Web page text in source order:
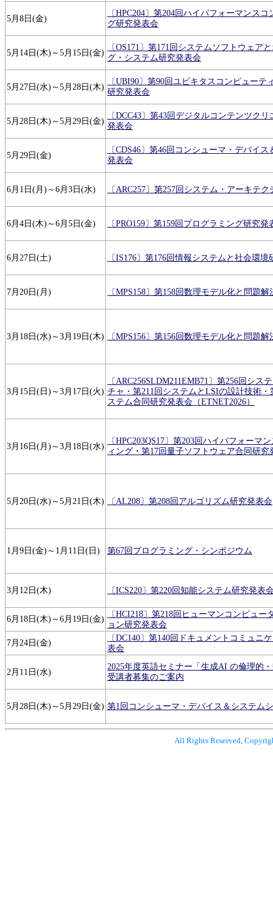
5月8日(金)
〔HPC204〕第204回ハイパフォーマンス
グ研究発表会
5月14日(木)～5月15日(金)
〔OS171〕第171回システムソフトウェア
グ・システム研究発表会
5月27日(水)～5月28日(木)
〔UBI90〕第90回ユビキタスコンピューテ
研究発表会
5月28日(木)～5月29日(金)
〔DCC43〕第43回デジタルコンテンツク
発表会
5月29日(金)
〔CDS46〕第46回コンシューマ・デバイ
発表会
6月1日(月)～6月3日(水) 〔ARC257〕第257回システム・アーキテ
6月4日(木)～6月5日(金) 〔PRO159〕第159回プログラミング研究発
6月27日(土) 〔IS176〕第176回情報システムと社会環境
7月20日(月) 〔MPS158〕第158回数理モデル化と問題
3月18日(水)～3月19日(木) 〔MPS156〕第156回数理モデル化と問題
3月15日(日)～3月17日(火)
〔ARC256SLDM211EMB71〕第256回シス
チャ・第211回システムとLSIの設計技術・
ステム合同研究発表会（ETNET2026）
3月16日(月)～3月18日(水)
〔HPC203QS17〕第203回ハイパフォーマ
ィング・第17回量子ソフトウェア合同研究
5月20日(水)～5月21日(木) 〔AL208〕第208回アルゴリズム研究発表会
1月9日(金)～1月11日(日) 第67回プログラミング・シンポジウム
3月12日(木) 〔ICS220〕第220回知能システム研究発表
6月18日(木)～6月19日(金)
〔HCI218〕第218回ヒューマンコンピュー
ョン研究発表会
7月24日(金)
〔DC140〕第140回ドキュメントコミュニ
表会
2月11日(水)
2025年度英語セミナー「⽣成AI の倫理的
受講者募集のご案内
5月28日(木)～5月29日(金) 第1回コンシューマ・デバイス＆システム
All Rights Reserved,